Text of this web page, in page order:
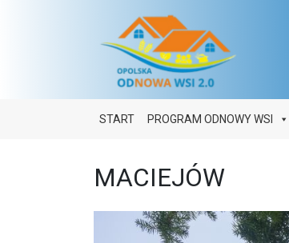
Main Navigation
START PROGRAM ODNOWY WSI
MACIEJÓW